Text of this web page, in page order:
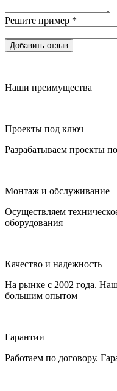
Решите пример *
Добавить отзыв
Наши преимущества
Проекты под ключ
Разрабатываем проекты
Монтаж и обслуживание
Осуществляем
оборудования
Качество и надежность
На рынке с 2002 года.
большим опытом
Гарантии
Работаем по договору.